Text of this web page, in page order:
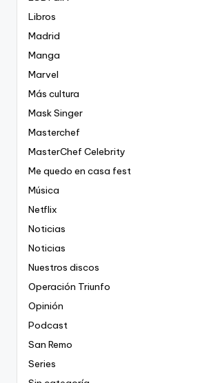
Libros
Madrid
Manga
Marvel
Más cultura
Mask Singer
Masterchef
MasterChef Celebrity
Me quedo en casa fest
Música
Netflix
Noticias
Noticias
Nuestros discos
Operación Triunfo
Opinión
Podcast
San Remo
Series